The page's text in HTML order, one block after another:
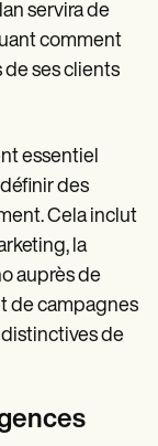
servira de
comment
ses clients
essentiel
des
Cela inclut
la
auprès de
de campagnes
de